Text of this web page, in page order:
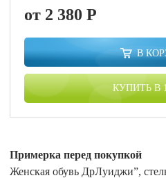
от 2 380P
В
КУПИТЬ В
Примерка перед покупкой
Женская обувь ДрЛуиджи”,